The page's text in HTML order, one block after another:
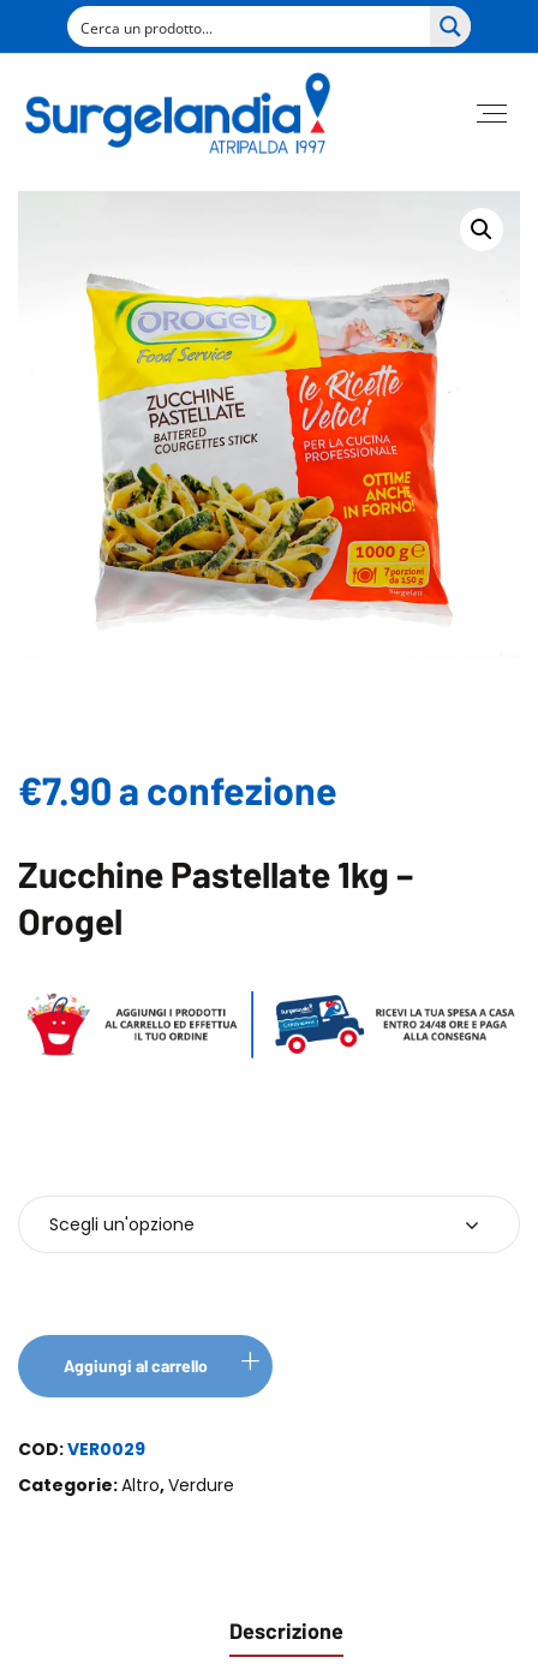
€7.90 a confezione
Zucchine Pastellate 1kg –
Orogel
Aggiungi al carrello
COD:VER0029
Categorie:Altro,Verdure
Descrizione